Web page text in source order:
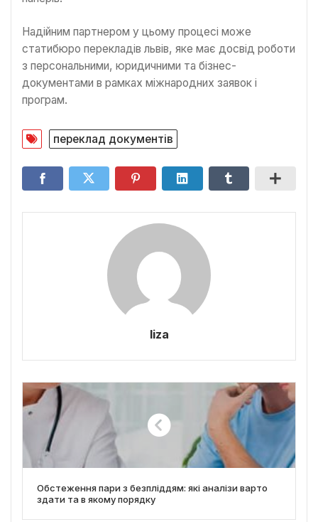
Надійним партнером у цьому процесі може
статибюро перекладів львів, яке має досвід роботи
з персональними, юридичними та бізнес-
документами в рамках міжнародних заявок і
програм.
переклад документів
liza
Обстеження пари з безпліддям: які аналізи варто
здати та в якому порядку